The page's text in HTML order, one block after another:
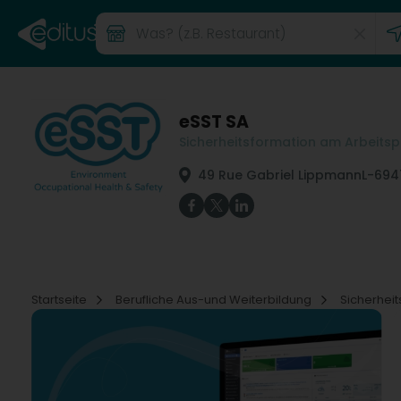
eSST SA
49 Rue Gabriel LippmannL-
Startseite Berufliche Aus-und Weiterbildung